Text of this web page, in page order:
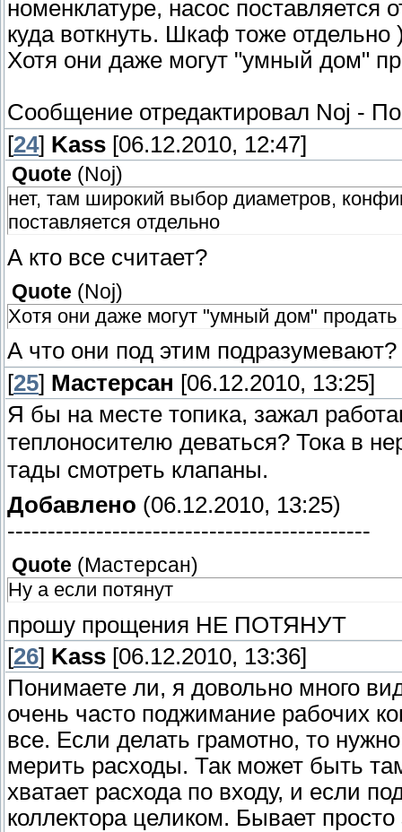
номенклатуре, насос поставляется
куда воткнуть. Шкаф тоже отдельно
Хотя они даже могут "умный дом"
Сообщение отредактировал Noj -
[24] Kass [06.12.2010, 12:47]
Quote (Noj)
нет, там широкий выбор диаметров,
поставляется отдельно
А кто все считает?
Quote (Noj)
Хотя они даже могут "умный дом" продать
А что они под этим подразумевают?
[25] Мастерсан [06.12.2010, 13:25]
Я бы на месте топика, зажал
теплоносителю деваться? Тока в
тады смотреть клапаны.
Добавлено (06.12.2010, 13:25)
---------------------------------------------
Quote (Мастерсан)
Ну а если потянут
прошу прощения НЕ ПОТЯНУТ
[26] Kass [06.12.2010, 13:36]
Понимаете ли, я довольно много
очень часто поджимание рабочих
все. Если делать грамотно, то
мерить расходы. Так может быть
хватает расхода по входу, и если
коллектора целиком. Бывает